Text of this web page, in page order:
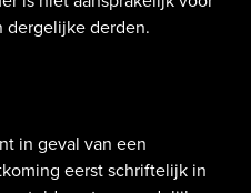
dergelijke derden.
in geval van een
eerst schriftelijk in